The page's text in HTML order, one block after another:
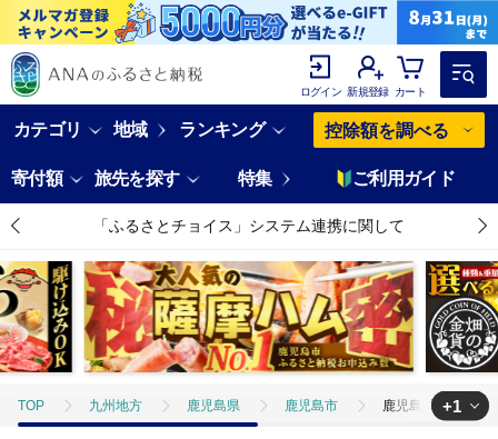
ログイン 新規登録 カート
カテゴリ 地域 ランキング 控除額を調べる
寄付額 旅先を探す 特集 ご利用ガイド
「ふるさとチョイス」システム連携に関して
TOP 九州地方 鹿児島県 鹿児島市 鹿児島県鹿児島市
+1